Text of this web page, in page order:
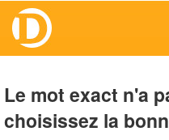
Le mot exact n'a
choisissez la